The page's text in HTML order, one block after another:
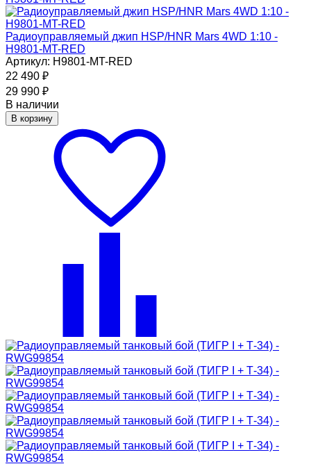
Радиоуправляемый джип HSP/HNR Mars 4WD 1:10 -
H9801-MT-RED
Артикул: H9801-MT-RED
22 490 ₽
29 990 ₽
В наличии
В корзину